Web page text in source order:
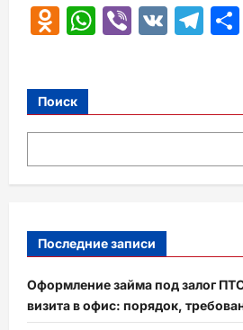
Odnoklassniki
WhatsApp
Viber
VK
Поиск
Последние записи
Оформление займа под залог
визита в офис: порядок,